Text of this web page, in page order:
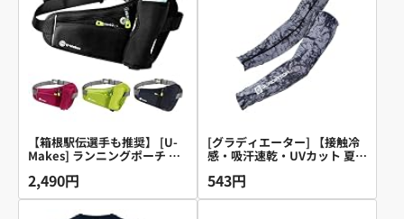
【箱根駅伝選手も推奨】 [U-
Makes] ランニングポーチ 正
軽量 ペットボトル スマホ ラ
ンエアー (ブラック)
2,490円
[グラディエーター] 【接触冷
感・吸汗速乾・UVカット 夏
ーサポートアームカバー マー
ブ LL
543円